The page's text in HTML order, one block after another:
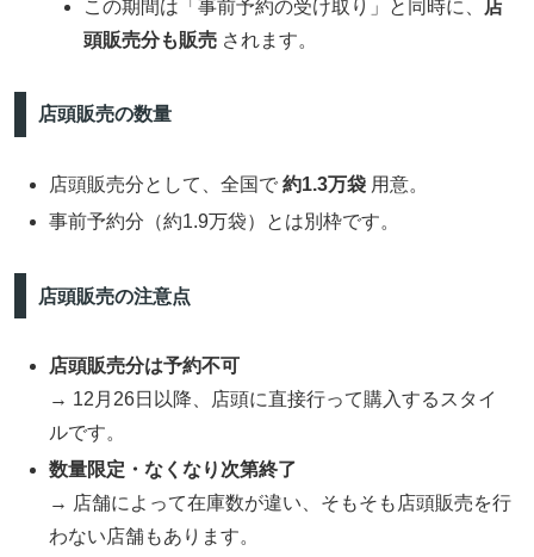
この期間は「事前予約の受け取り」と同時に、 店
頭販売分も販売 されます。
店頭販売の数量
店頭販売分として、全国で約1.3万袋 用意。
事前予約分（約1.9万袋）とは別枠です。
店頭販売の注意点
店頭販売分は予約不可
→ 12月26日以降、店頭に直接行って購入するスタイ
ルです。
数量限定・なくなり次第終了
→ 店舗によって在庫数が違い、そもそも店頭販売を行
わない店舗もあります。